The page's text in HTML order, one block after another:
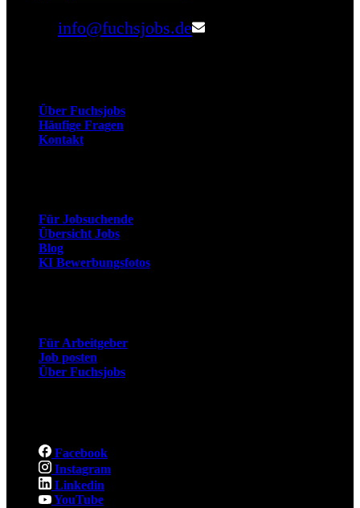
info@fuchsjobs.de
Über Fuchsjobs
Häufige Fragen
Kontakt
Für Jobsuchende
Übersicht Jobs
Blog
KI Bewerbungsfotos
Für Arbeitgeber
Job posten
Über Fuchsjobs
Facebook
Instagram
Linkedin
YouTube